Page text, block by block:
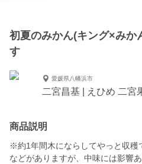
初夏のみかん(キング×み
す
愛媛県八幡浜市
二宮昌基 | えひめ 二宮
商品説明
※約1年間木にならしてやっと収穫
などがありますが、中味には影響